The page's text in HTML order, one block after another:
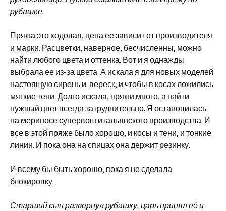
рубашке.
Пряжа это ходовая, цена ее зависит от производителя
и марки. Расцветки, наверное, бесчисленны, можно
найти любого цвета и оттенка. Вот и я однажды
выбрала ее из-за цвета. А искала я для новых моделей
настоящую сирень и вереск, и чтобы в косах ложились
мягкие тени. Долго искала, пряжи много, а найти
нужный цвет всегда затруднительно. Я остановилась
на мериносе супервош итальянского производства. И
все в этой пряже было хорошо, и косы и тени, и тонкие
линии. И пока она на спицах она держит резинку.
И всему бы быть хорошо, пока я не сделала
блокировку.
Старший сын развернул рубашку, царь принял её и